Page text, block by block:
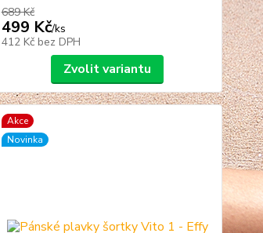
689 Kč
499 Kč/ks
412 Kč bez DPH
Zvolit variantu
Akce
Novinka